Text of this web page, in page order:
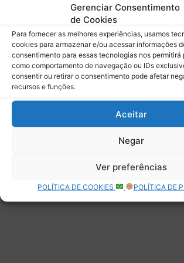
Gerenciar Consentimento
de Cookies
Para fornecer as melhores experiências, usamos
cookies para armazenar e/ou acessar informações
consentimento para essas tecnologias nos permitirá
como comportamento de navegação ou IDs
consentir ou retirar o consentimento pode afetar
recursos e funções.
Aceitar
Negar
Ver preferências
POLÍTICA DE COOKIES POLÍTICA DE
Deixe uma resposta